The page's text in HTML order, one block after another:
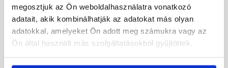
megosztjuk az Ön weboldalhasználatra vonatkozó
adatait, akik kombinálhatják az adatokat más olyan
adatokkal, amelyeket Ön adott meg számukra vagy az
Ön által használt más szolgáltatásokból gyűjtöttek.
homlokzatfesték 4947
brown 15 l
Rendelésre
homlokzatfesték 49-E 16 l
Gyártói készleten